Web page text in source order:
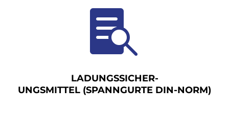

LADUNGSSICHER-
UNGSMITTEL (SPANNGURTE DIN-NORM)